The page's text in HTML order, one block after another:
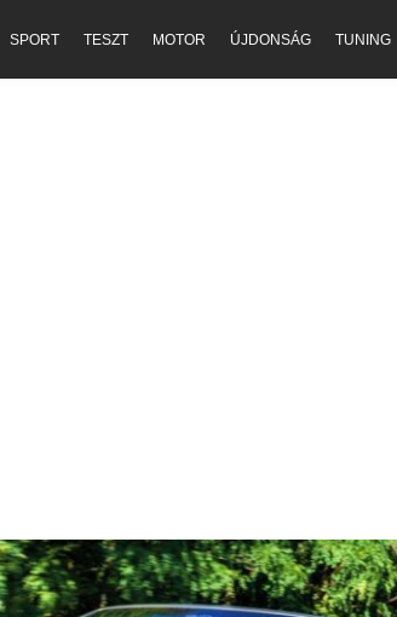
SPORT TESZT MOTOR ÚJDONSÁG TUNING